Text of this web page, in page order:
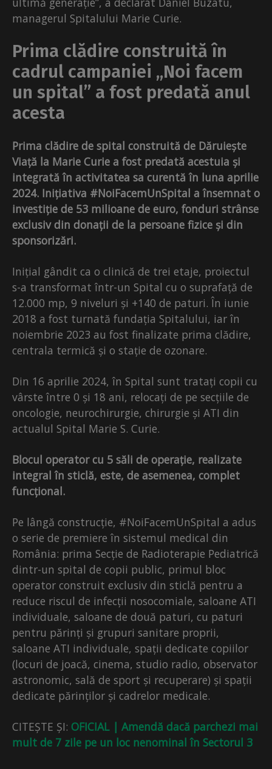
managerul Spitalului Marie Curie.
Prima clădire construită în
cadrul campaniei „Noi facem
un spital” a fost predată anul
acesta
Prima clădire de spital construită de Dăruiește
Viață la Marie Curie a fost predată acestuia și
integrată în activitatea sa curentă în luna aprilie
2024. Inițiativa #NoiFacemUnSpital a însemnat o
investiție de 53 milioane de euro, fonduri strânse
exclusiv din donații de la persoane fizice și din
sponsorizări.
Inițial gândit ca o clinică de trei etaje, proiectul
s-a transformat într-un Spital cu o suprafață de
12.000 mp, 9 niveluri și +140 de paturi. În iunie
2018 a fost turnată fundația Spitalului, iar în
noiembrie 2023 au fost finalizate prima clădire,
centrala termică și o stație de ozonare.
Din 16 aprilie 2024, în Spital sunt tratați copii cu
vârste între 0 și 18 ani, relocați de pe secțiile de
oncologie, neurochirurgie, chirurgie și ATI din
actualul Spital Marie S. Curie.
Blocul operator cu 5 săli de operație, realizate
integral în sticlă, este, de asemenea, complet
funcțional.
Pe lângă construcție, #NoiFacemUnSpital a adus
o serie de premiere în sistemul medical din
România: prima Secție de Radioterapie Pediatrică
dintr-un spital de copii public, primul bloc
operator construit exclusiv din sticlă pentru a
reduce riscul de infecții nosocomiale, saloane ATI
individuale, saloane de două paturi, cu paturi
pentru părinți și grupuri sanitare proprii,
saloane ATI individuale, spații dedicate copiilor
(locuri de joacă, cinema, studio radio, observator
astronomic, sală de sport și recuperare) și spații
dedicate părinților și cadrelor medicale.
CITEȘTE ȘI: OFICIAL | Amendă dacă parchezi mai
mult de 7 zile pe un loc nenominal în Sectorul 3